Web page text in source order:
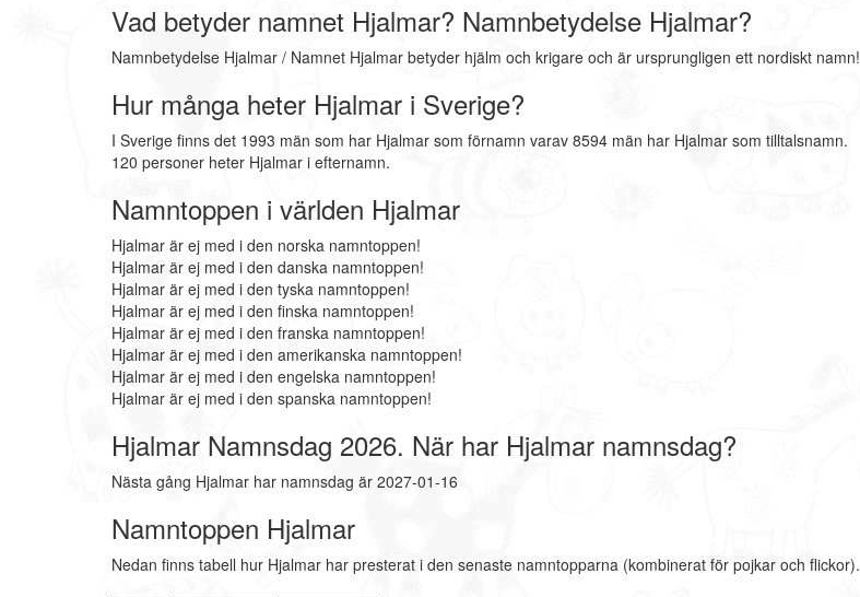
Vad betyder namnet Hjalmar? Namnbetydelse Hjalmar?
Namnbetydelse Hjalmar / Namnet Hjalmar betyder hjälm och krigare och är ursprungligen ett nordiskt namn!
Hur många heter Hjalmar i Sverige?
I Sverige finns det 1993 män som har Hjalmar som förnamn varav 8594 män har Hjalmar som tilltalsnamn.
120 personer heter Hjalmar i efternamn.
Namntoppen i världen Hjalmar
Hjalmar är ej med i den norska namntoppen!
Hjalmar är ej med i den danska namntoppen!
Hjalmar är ej med i den tyska namntoppen!
Hjalmar är ej med i den finska namntoppen!
Hjalmar är ej med i den franska namntoppen!
Hjalmar är ej med i den amerikanska namntoppen!
Hjalmar är ej med i den engelska namntoppen!
Hjalmar är ej med i den spanska namntoppen!
Hjalmar Namnsdag 2026. När har Hjalmar namnsdag?
Nästa gång Hjalmar har namnsdag är 2027-01-16
Namntoppen Hjalmar
Nedan finns tabell hur Hjalmar har presterat i den senaste namntopparna (kombinerat för pojkar och flickor).